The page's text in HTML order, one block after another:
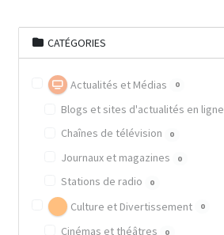
CATÉGORIES
Actualités et Médias 0
Blogs et sites d'actualités en ligne
Chaînes de télévision 0
Journaux et magazines 0
Stations de radio 0
Culture et Divertissement 0
Cinémas et théâtres 0